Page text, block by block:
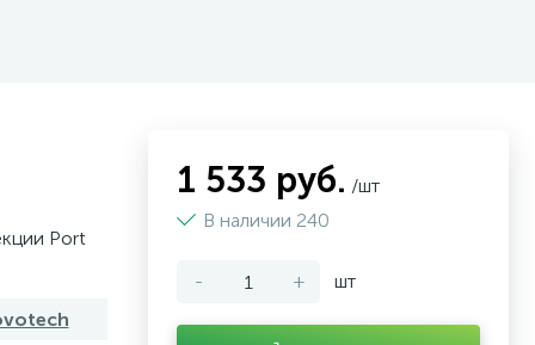
Port
1 533 руб. /шт
В наличии 240
- + шт